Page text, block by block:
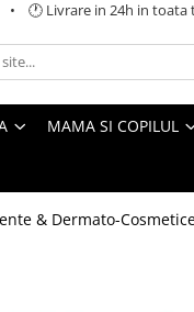
• 🕐 Livrare in 24h in toata
MAMA SI COPILUL
& Dermato-